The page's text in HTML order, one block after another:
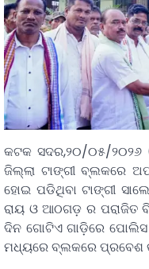
କଟକ ସଦର,୨୦/୦୫/୨୦୨୬
ଜିଲ୍ଲା ଟାଙ୍ଗୀ ବ୍ଲକରେ
ହୋଇ ପଡିଥିବା ଟାଙ୍ଗୀ
ରାୟ ଓ ଆଠଗଡ଼ ର ପରାଜିତ
ଦିନ ଗୋଟିଏ ଗାଡ଼ିରେ
ମଧ୍ୟରେ ବ୍ଲକରେ ପ୍ରବେଶ